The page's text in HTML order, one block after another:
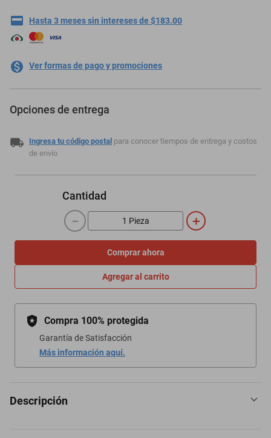
Hasta 3 meses sin intereses de $183.00
Ver formas de pago y promociones
Opciones de entrega
Ingresa tu código postal para conocer tiempos de entrega y costos
de envío
Cantidad
＋
－
Comprar ahora
Agregar al carrito
Compra 100% protegida
Garantía de Satisfacción
Más información aquí.
Descripción